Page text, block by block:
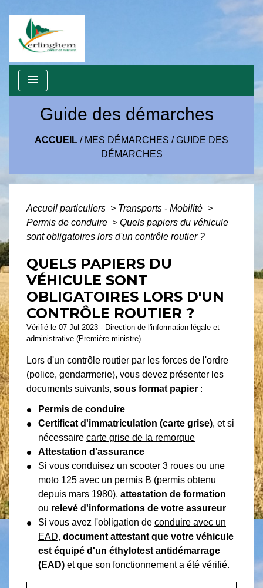
menu
Guide des démarches
ACCUEIL / MES DÉMARCHES /GUIDE DES
DÉMARCHES
Accueil particuliers > Transports - Mobilité >
Permis de conduire > Quels papiers du véhicule
sont obligatoires lors d'un contrôle routier ?
QUELS PAPIERS DU
VÉHICULE SONT
OBLIGATOIRES LORS D'UN
CONTRÔLE ROUTIER ?
Vérifié le 07 Jul 2023 - Direction de l'information légale et
administrative (Première ministre)
Lors d'un contrôle routier par les forces de l'ordre
(police, gendarmerie), vous devez présenter les
documents suivants, sous format papier :
Permis de conduire
Certificat d'immatriculation (carte grise), et si
nécessaire carte grise de la remorque
Attestation d'assurance
Si vous conduisez un scooter 3 roues ou une
moto 125 avec un permis B (permis obtenu
depuis mars 1980), attestation de formation
ou relevé d'informations de votre assureur
Si vous avez l'obligation de conduire avec un
EAD, document attestant que votre véhicule
est équipé d'un éthylotest antidémarrage
(EAD) et que son fonctionnement a été vérifié.